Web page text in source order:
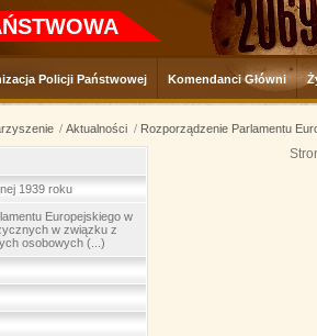
Policji Państwowej Komendanci Główni
Aktualności Rozporządzenie Parlamentu
1939 roku
Europejskiego w
w związku z
osobowych (...)